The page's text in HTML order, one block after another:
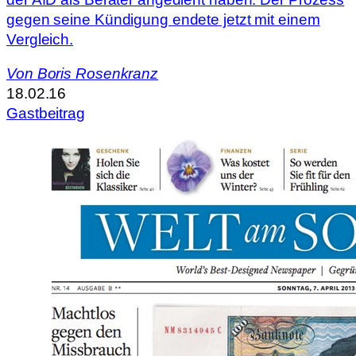
gegen seine Kündigung endete jetzt mit einem
Vergleich.
Von Boris Rosenkranz
18.02.16
Gastbeitrag